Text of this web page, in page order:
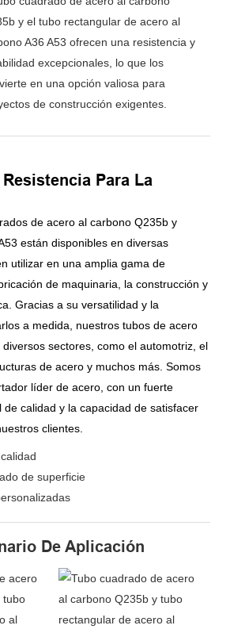
y el tubo rectangular de acero al
A36 A53 ofrecen una resistencia y
excepcionales, lo que los
en una opción valiosa para
de construcción exigentes.
Para La
de acero al carbono Q235b y
están disponibles en diversas
utilizar en una amplia gama de
de maquinaria, la construcción y
Gracias a su versatilidad y la
a medida, nuestros tubos de acero
sectores, como el automotriz, el
de acero y muchos más. Somos
líder de acero, con un fuerte
calidad y la capacidad de satisfacer
clientes.
de superficie
De Aplicación